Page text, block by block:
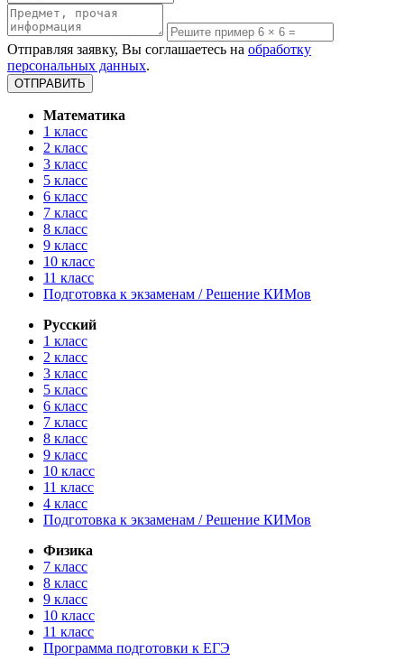
Отправляя заявку, Вы соглашаетесь на обработку
персональных данных.
Математика
1 класс
2 класс
3 класс
5 класс
6 класс
7 класс
8 класс
9 класс
10 класс
11 класс
Подготовка к экзаменам / Решение КИМов
Русский
1 класс
2 класс
3 класс
5 класс
6 класс
7 класс
8 класс
9 класс
10 класс
11 класс
4 класс
Подготовка к экзаменам / Решение КИМов
Физика
7 класс
8 класс
9 класс
10 класс
11 класс
Программа подготовки к ЕГЭ